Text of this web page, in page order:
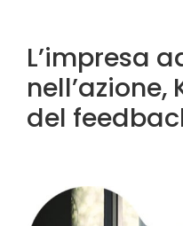
L’impresa
nell’azione,
del